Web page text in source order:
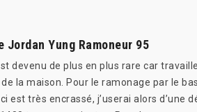
Yung Ramoneur 95
devenu de plus en plus rare car
la maison. Pour le ramonage par le
est très encrassé, j’userai alors